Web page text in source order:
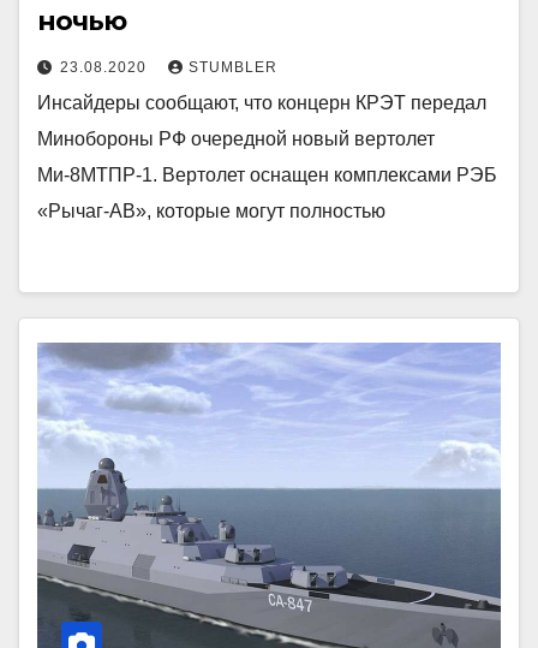
ночью
23.08.2020 STUMBLER
Инсайдеры сообщают, что концерн КРЭТ передал
Минобороны РФ очередной новый вертолет
Ми-8МТПР-1. Вертолет оснащен комплексами РЭБ
«Рычаг-​АВ», которые могут полностью